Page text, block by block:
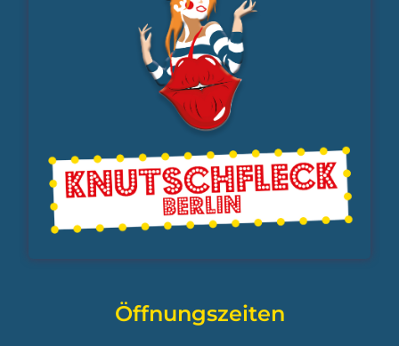
Öffnungszeiten